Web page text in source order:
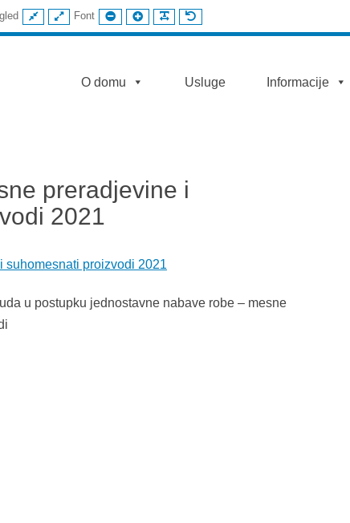
FIKSNI
IZGLED
ŠIROKI
IZGLED
Font
MANJI
FONT
VEĆI
FONT
ČITLJIV
FONT
UOBIČAJENI
FONT
O domu Usluge Informacije
preradjevine i
2021
suhomesnati proizvodi 2021
u postupku jednostavne nabave robe – mesne